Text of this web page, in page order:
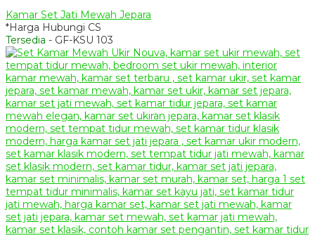
Kamar Set Jati Mewah Jepara
*Harga Hubungi CS
Tersedia - GF-KSU 103